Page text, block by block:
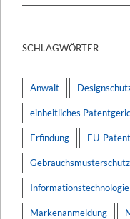
SCHLAGWÖRTER
Anwalt
einheitliches
Erfindung EU-Patent
Gebrauchsmusterschutz
Informationstechnologie
Markenanmeldung